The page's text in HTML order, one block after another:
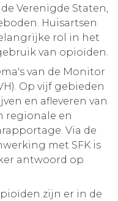
Verenigde Staten,
Huisartsen
rol in het
van opioïden.
van de Monitor
Op vijf gebieden
en afleveren van
regionale en
Via de
met SFK is
antwoord op
zijn er in de